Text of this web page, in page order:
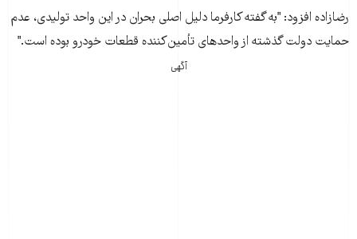
رضازاده افزود: "به گفته کارفرما دليل اصلی بحران در اين واحد توليدی، عدم
حمايت دولت گذشته از واحدهای تأمين‌کننده قطعات خودرو بوده است."
آگهی